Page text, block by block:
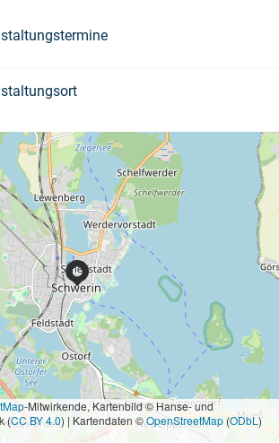
-Mitwirkende, Kartenbild © Hanse- und
(CC BY 4.0) | Kartendaten ©OpenStreetMap(ODbL)